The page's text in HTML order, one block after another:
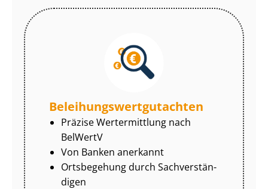
Be­lei­hungs­wert­gut­ach­ten
Präzise Wertermittlung nach
BelWertV
Von Banken anerkannt
Ortsbegehung durch Sach­ver­stän­
di­gen